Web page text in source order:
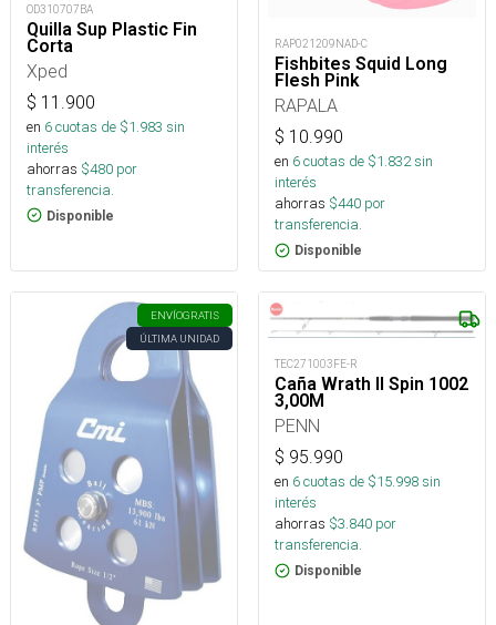
OD310707BA
Quilla Sup Plastic Fin
Corta
Xped
$ 11.900
en 6cuotas de $1.983 sin
interés
ahorras $480 por
transferencia.
Disponible
RAP021209NAD-C
Fishbites Squid Long
Flesh Pink
RAPALA
$ 10.990
en 6cuotas de $1.832sin
interés
ahorras $440 por
transferencia.
Disponible
ENVÍOGRATIS
ÚLTIMA UNIDAD
TEC271003FE-R
Caña Wrath II Spin 1002
3,00M
PENN
$ 95.990
en 6cuotas de $15.998sin
interés
ahorras $3.840 por
transferencia.
Disponible